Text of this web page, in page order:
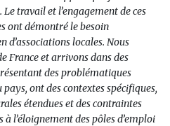
travail et l’engagement de ces
ont démontré le besoin
d’associations locales. Nous
France et arrivons dans des
des problématiques
ont des contextes spécifiques,
étendues et des contraintes
l’éloignement des pôles d’emploi